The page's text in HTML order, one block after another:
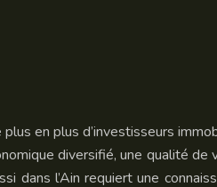
en plus d’investisseurs
diversifié, une qualité de
l’Ain requiert une